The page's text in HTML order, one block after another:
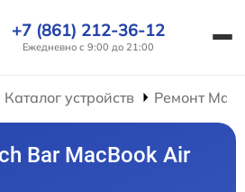
+7 (861) 212-36-12
Ежедневно с 9:00 до 21:00
Каталог устройств Ремонт
Bar MacBook Air